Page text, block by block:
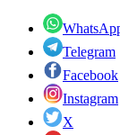
Telegram
Facebook
Instagram
X